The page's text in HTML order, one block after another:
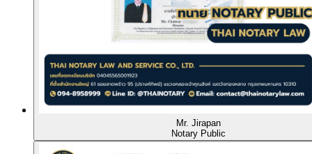
Mr. Jirapan
Notary Public